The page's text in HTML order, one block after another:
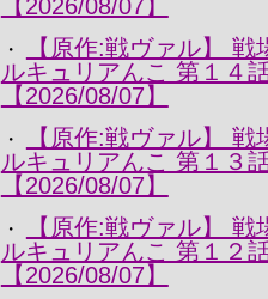
【2026/08/07】
・
【原作:戦ヴァル】 戦
ルキュリアんこ 第１４
【2026/08/07】
・
【原作:戦ヴァル】 戦
ルキュリアんこ 第１３
【2026/08/07】
・
【原作:戦ヴァル】 戦
ルキュリアんこ 第１２
【2026/08/07】